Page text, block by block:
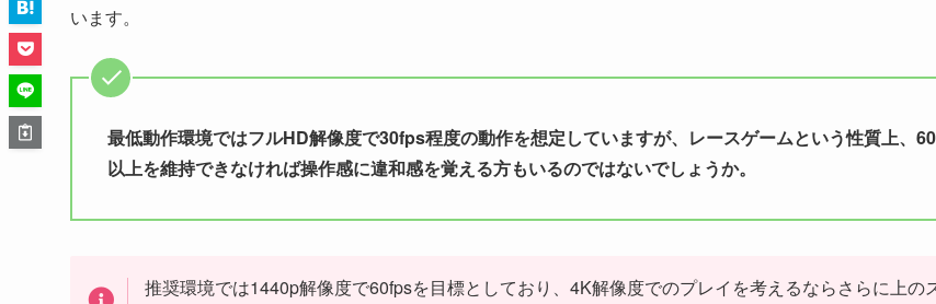
います。
最低動作環境ではフルHD解像度で30fps程度の動作を想定していますが、レースゲームという性質上、
以上を維持できなければ操作感に違和感を覚える方もいるのではないでしょうか。
推奨環境では1440p解像度で60fpsを目標としており、4K解像度でのプレイを考えるならさらに上の